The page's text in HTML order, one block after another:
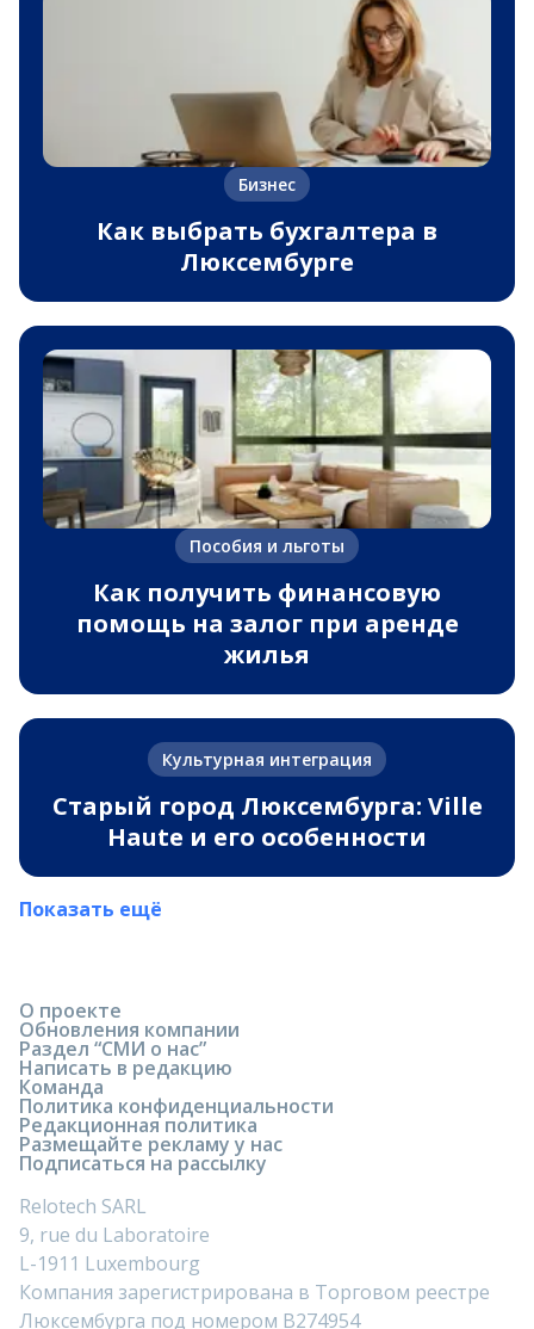
Бизнес
Как выбрать бухгалтера в
Люксембурге
Пособия и льготы
Как получить финансовую
помощь на залог при аренде
жилья
Культурная интеграция
Старый город Люксембурга: Ville
Haute и его особенности
Показать ещё
О проекте
Обновления компании
Раздел “СМИ о нас”
Написать в редакцию
Команда
Политика конфиденциальности
Редакционная политика
Размещайте рекламу у нас
Подписаться на рассылку
Relotech SARL
9, rue du Laboratoire
L-1911 Luxembourg
Компания зарегистрирована в Торговом реестре
Люксембурга под номером B274954